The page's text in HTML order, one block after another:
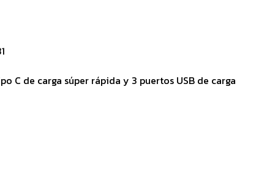
C de carga súper rápida y 3 puertos USB de carga